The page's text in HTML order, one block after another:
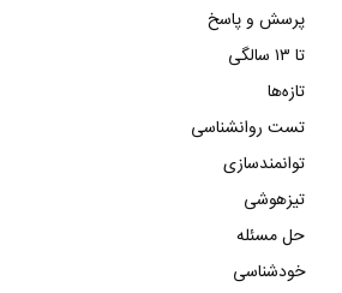
پرسش و پاسخ
تا ۱۳ سالگی
تازه‌ها
تست روانشناسی
توانمندسازی
تیزهوشی
حل مسئله
خودشناسی